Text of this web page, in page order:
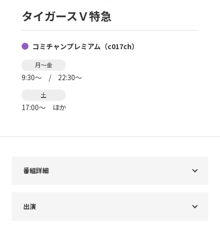
お問い合わせ
採用情報
タイガースＶ特急
コミチャンプレミアム（c017ch）
月～金
9:30～ / 22:30～
土
17:00～ ほか
番組詳細
出演